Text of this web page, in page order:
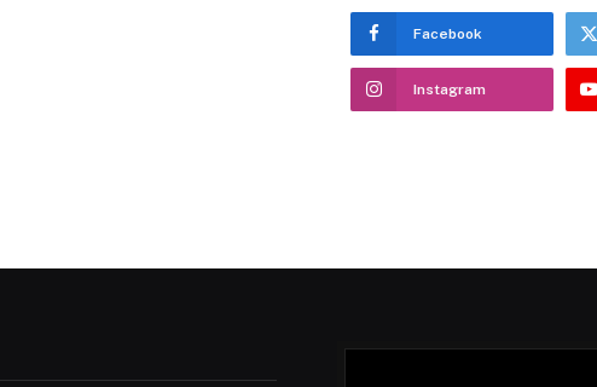
Facebook
Instagram